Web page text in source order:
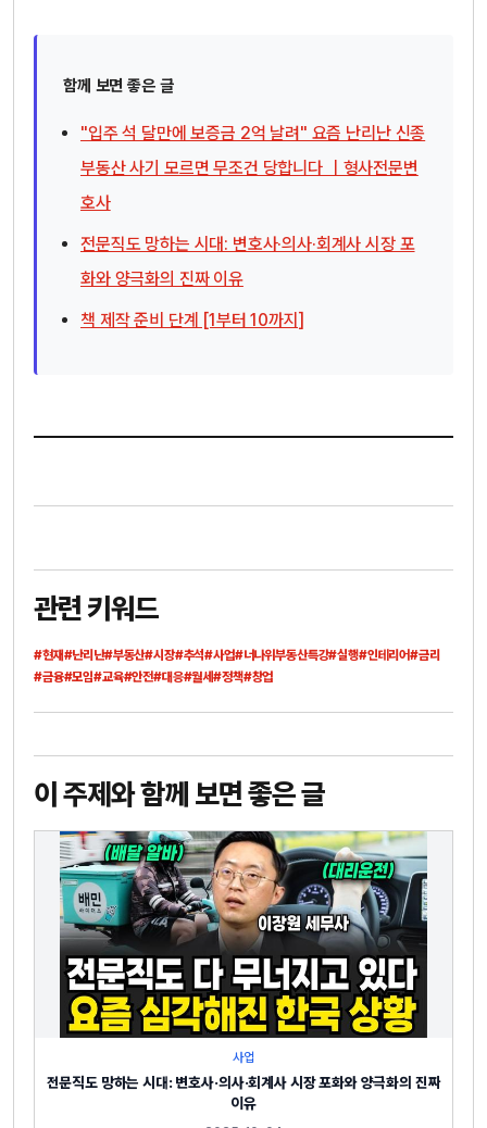
함께 보면 좋은 글
"입주 석 달만에 보증금 2억 날려" 요즘 난리난 신종
부동산 사기 모르면 무조건 당합니다 ｜형사전문변
호사
전문직도 망하는 시대: 변호사·의사·회계사 시장 포
화와 양극화의 진짜 이유
책 제작 준비 단계 [1부터 10까지]
관련 키워드
#현재#난리난#부동산#시장#추석#사업#너나위부동산특강#실행#인테리어#금리
#금융#모임#교육#안전#대응#월세#정책#창업
이 주제와 함께 보면 좋은 글
사업
전문직도 망하는 시대: 변호사·의사·회계사 시장 포화와 양극화의 진짜
이유